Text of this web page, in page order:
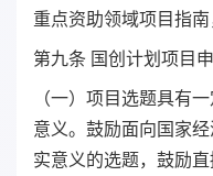
重点资助领域项目指
第九条 国创计划项目
（一）项目选题具有
意义。鼓励面向国家
实意义的选题，鼓励